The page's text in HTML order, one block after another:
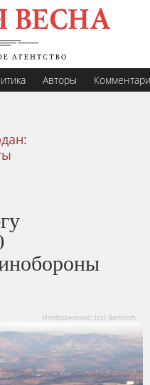
Авторы
Изображение: (cc) Bantosh